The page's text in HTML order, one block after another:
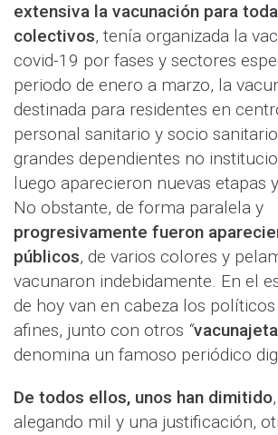
extensiva la vacunación para
colectivos, tenía organizada la
covid-19 por fases y sectores
periodo de enero a marzo, la
destinada para residentes en
personal sanitario y socio
grandes dependientes no
luego aparecieron nuevas etapas
No obstante, de forma paralela y
progresivamente fueron
públicos, de varios colores y
vacunaron indebidamente. En el
de hoy van en cabeza los políticos
afines, junto con otros “
denomina un famoso periódico
De todos ellos, unos han dimitido
alegando mil y una justificación,